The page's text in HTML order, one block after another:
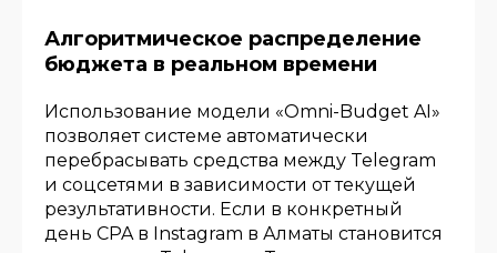
Алгоритмическое распределение
бюджета в реальном времени
Использование модели «Omni-Budget AI»
позволяет системе автоматически
перебрасывать средства между Telegram
и соцсетями в зависимости от текущей
результативности. Если в конкретный
день CPA в Instagram в Алматы становится